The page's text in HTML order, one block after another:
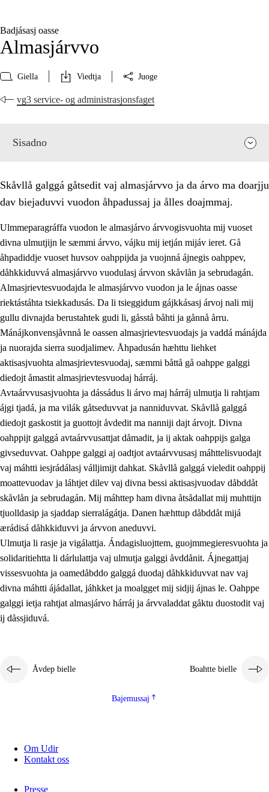
Badjásasj oasse
Almasjárvvo
Giella Viedtja Juoge
vg3 service- og administrasjonsfaget
Sisadno
1. Åhpadusá árvvovuodo
1.1 Almasjárvvo
1.2 Identitiehtta ja kultuvralasj moattevuohta
1.3 Lájttális ájádallam ja estetihkalasj diedulasjvuohta
1.4 Dahkamávvo, berustibme ja diehtemvájnogisvuohta
1.5 Vieledus luonnduj ja birásdiedulasjvuohta
1.6 Demokratijja ja oassálasstem
Skåvllå galggá gåtsedit vaj almasjárvvo ja da árvo ma doarjju
dav biejaduvvi vuodon åhpadussaj ja ålles doajmmaj.
Ulmmeparagráffa vuodon le almasjárvo árvvogisvuohta mij vuoset
divna ulmutjijn le sæmmi árvvo, vájku mij ietján mijáv ieret. Gå
åhpadiddje vuoset huvsov oahppijda ja vuojnná ájnegis oahppev,
dåhkkiduvvá almasjárvvo vuodulasj árvvon skåvlån ja sebrudagán.
Almasjrievtesvuodajda le almasjárvvo vuodon ja le ájnas oasse
riektástáhta tsiekkadusás. Da li tsieggidum gájkkásasj árvoj nali mij
gullu divnajda berustahtek gudi li, gåsstå båhti ja gånnå årru.
Mánájkonvensjåvnnå le oassen almasjrievtesvuodajs ja vaddá mánájda
ja nuorajda sierra suodjalimev. Åhpadusán hæhttu liehket
aktisasjvuohta almasjrievtesvuodaj, sæmmi båttå gå oahppe galggi
diedojt åmastit almasjrievtesvuodaj hárráj.
Avtaárvvusasjvuohta ja dássádus li árvo maj hárráj ulmutja li rahtjam
ájgi tjadá, ja ma vilák gåtseduvvat ja nanniduvvat. Skåvllå galggá
diedojt gaskostit ja guottojt åvdedit ma nanniji dajt árvojt. Divna
oahppijt galggá avtaárvvusattjat dåmadit, ja ij aktak oahppijs galga
givseduvvat. Oahppe galggi aj oadtjot avtaárvvusasj máhttelisvuodajt
vaj máhtti iesjrádálasj válljimijt dahkat. Skåvllå galggá vieledit oahppij
moattevuodav ja láhtjet dilev vaj divna bessi aktisasjvuodav dåbddåt
skåvlån ja sebrudagán. Mij máhttep ham divna åtsådallat mij muhttijn
tjuolldasip ja sjaddap sierralágátja. Danen hæhttup dåbddåt mijá
ærádisá dåhkkiduvvi ja árvvon aneduvvi.
Ulmutja li rasje ja vigálattja. Ándagisluojttem, guojmmegieresvuohta ja
solidaritiehtta li dárlulattja vaj ulmutja galggi åvddånit. Ájnegattjaj
vissesvuohta ja oamedåbddo galggá duodaj dåhkkiduvvat nav vaj
divna máhtti ájádallat, jáhkket ja moalgget mij sidjij ájnas le. Oahppe
galggi ietja rahtjat almasjárvo hárráj ja árvvaladdat gåktu duostodit vaj
ij dåssjiduvá.
Åvdep bielle Boahtte bielle
Bajemussaj
Om Udir
Kontakt oss
Presse